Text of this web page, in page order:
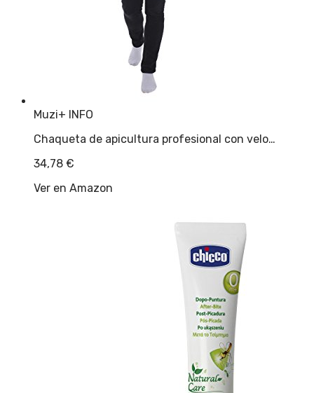
Muzi+ INFO
Chaqueta de apicultura profesional con velo…
34,78 €
Ver en Amazon